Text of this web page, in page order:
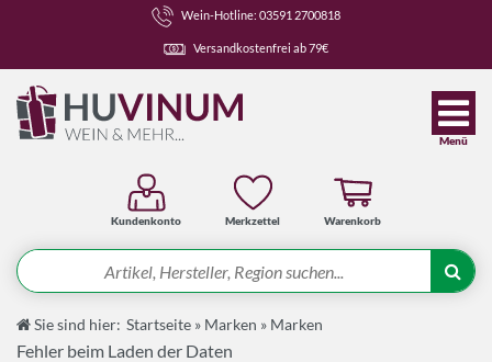
Wein-Hotline: 03591 2700818
Versandkostenfrei ab 79€
Kundenkonto Merkzettel Warenkorb
Menü
Angebote
Sie sind hier: Startseite » Marken » Marken
Fehler beim Laden der Daten